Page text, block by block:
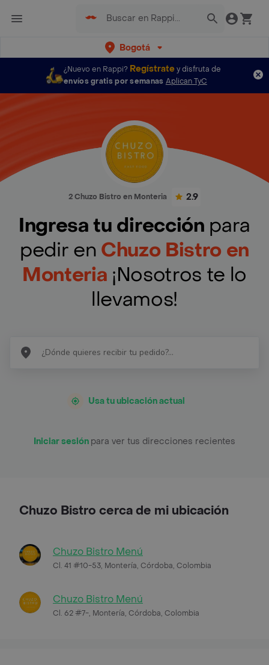
Bogotá
¿Nuevo en Rappi? Regístratey disfruta de
envíos gratis por semanas Aplican TyC
2 Chuzo Bistro en Monteria 2.9
Ingresa tu dirección para
pedir en Chuzo Bistro en
Monteria ¡Nosotros te lo
llevamos!
Usa tu ubicación actual
Iniciar sesión para ver tus direcciones recientes
Chuzo Bistro cerca de mi ubicación
Chuzo Bistro Menú
Cl. 41 #10-53, Montería, Córdoba, Colombia
Chuzo Bistro Menú
Cl. 62 #7-, Montería, Córdoba, Colombia